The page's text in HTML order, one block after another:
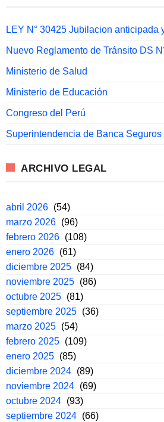
LEY N° 30425 Jubilacion anticipada
Nuevo Reglamento de Tránsito DS
Ministerio de Salud
Ministerio de Educación
Congreso del Perú
Superintendencia de Banca Seguros
ARCHIVO LEGAL
abril 2026 (54)
marzo 2026 (96)
febrero 2026 (108)
enero 2026 (61)
diciembre 2025 (84)
noviembre 2025 (86)
octubre 2025 (81)
septiembre 2025 (36)
marzo 2025 (54)
febrero 2025 (109)
enero 2025 (85)
diciembre 2024 (89)
noviembre 2024 (69)
octubre 2024 (93)
septiembre 2024 (66)